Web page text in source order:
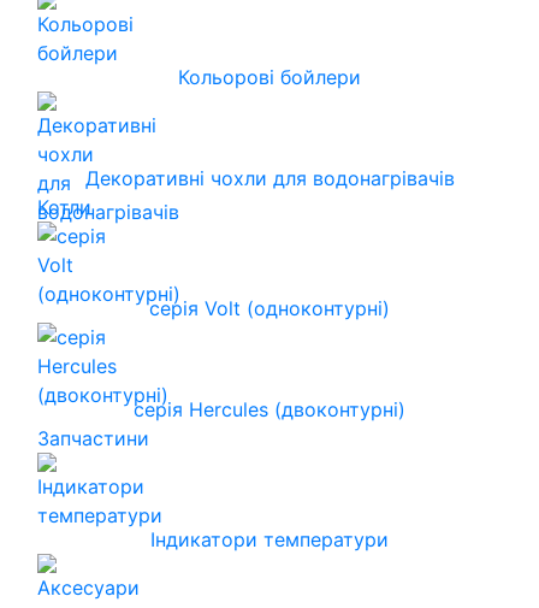
Кольорові бойлери
Декоративні чохли для водонагрівачів
Котли
серія Volt (одноконтурні)
серія Hercules (двоконтурні)
Запчастини
Індикатори температури